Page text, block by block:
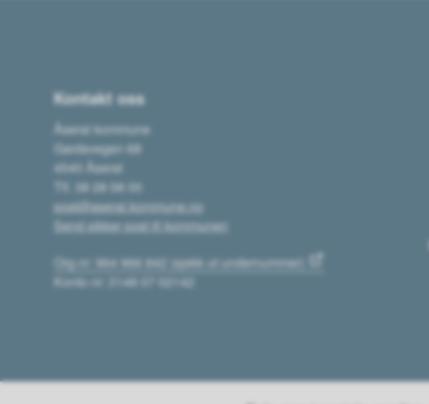
Kontakt oss
Åseral kommune
Gardsvegen 68
4540 Åseral
Tlf. 38 28 58 00
post@aseral.kommune.no
Send sikker post til kommunen
Org.nr: 964 966 842 (sjekk ut undernummer)
Konto nr: 3148 07 02142